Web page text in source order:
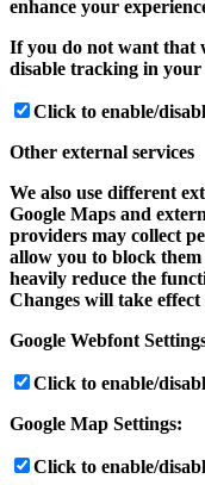
enhance your
If you do not want that
disable tracking in
Click to enable/
Other external services
We also use different
Google Maps and
providers may collect
allow you to block
heavily reduce the
Changes will take
Google Webfont
Click to enable/
Google Map Settings:
Click to enable/